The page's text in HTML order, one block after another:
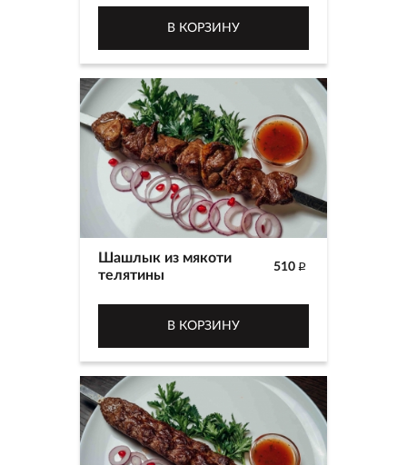
В КОРЗИНУ
510 p
Шашлык из мякоти
телятины
В КОРЗИНУ